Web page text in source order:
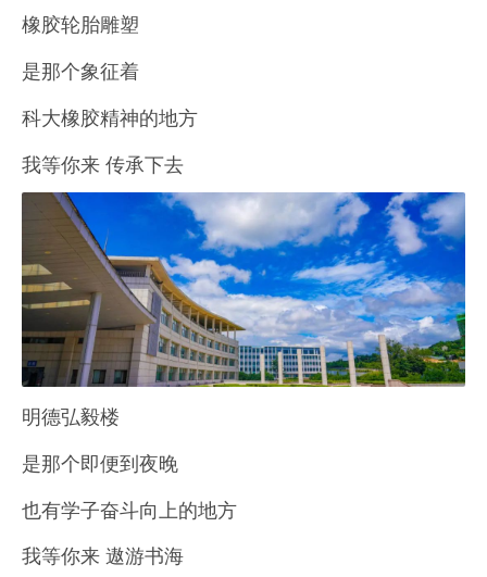
橡胶轮胎雕塑
是那个象征着
科大橡胶精神的地方
我等你来 传承下去
明德弘毅楼
是那个即便到夜晚
也有学子奋斗向上的地方
我等你来 遨游书海